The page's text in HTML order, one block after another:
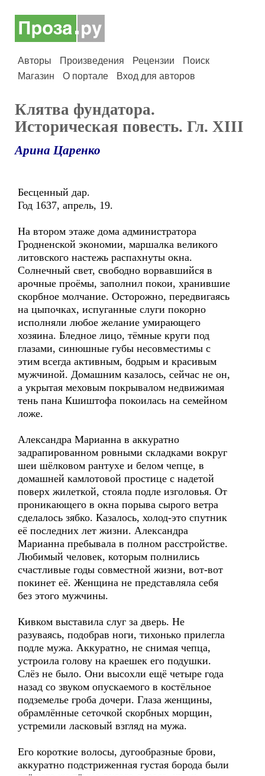
Авторы Произведения Рецензии
Поиск
Магазин
О портале Вход для авторов
Клятва фундатора.
Историческая повесть. Гл. XIII
Арина Царенко
Бесценный дар.
Год 1637, апрель, 19.
На втором этаже дома администратора
Гродненской экономии, маршалка великого
литовского настежь распахнуты окна.
Солнечный свет, свободно ворвавшийся в
арочные проёмы, заполнил покои, хранившие
скорбное молчание. Осторожно, передвигаясь
на цыпочках, испуганные слуги покорно
исполняли любое желание умирающего
хозяина. Бледное лицо, тёмные круги под
глазами, синюшные губы несовместимы с
этим всегда активным, бодрым и красивым
мужчиной. Домашним казалось, сейчас не он,
а укрытая меховым покрывалом недвижимая
тень пана Кшиштофа покоилась на семейном
ложе.
Александра Марианна в аккуратно
задрапированном ровными складками вокруг
шеи шёлковом рантухе и белом чепце, в
домашней камлотовой простице с надетой
поверх жилеткой, стояла подле изголовья. От
проникающего в окна порыва сырого ветра
сделалось зябко. Казалось, холод-это спутник
её последних лет жизни. Александра
Марианна пребывала в полном расстройстве.
Любимый человек, которым полнились
счастливые годы совместной жизни, вот-вот
покинет её. Женщина не представляла себя
без этого мужчины.
Кивком выставила слуг за дверь. Не
разуваясь, подобрав ноги, тихонько прилегла
подле мужа. Аккуратно, не снимая чепца,
устроила голову на краешек его подушки.
Слёз не было. Они высохли ещё четыре года
назад со звуком опускаемого в костёльное
подземелье гроба дочери. Глаза женщины,
обрамлённые сеточкой скорбных морщин,
устремили ласковый взгляд на мужа.
Его короткие волосы, дугообразные брови,
аккуратно подстриженная густая борода были